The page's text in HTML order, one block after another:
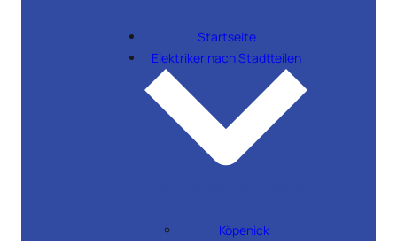
Startseite
Elektriker nach Stadtteilen
Köpenick